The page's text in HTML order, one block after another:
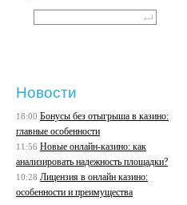
Новости
18:00 Бонусы без отыгрыша в казино:
главные особенности
11:56 Новые онлайн-казино: как
анализировать надежность площадки?
10:28 Лицензия в онлайн казино:
особенности и преимущества